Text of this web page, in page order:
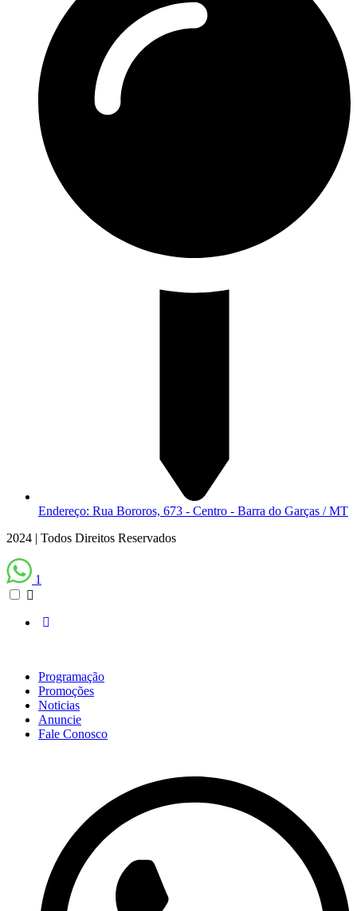
Endereço: Rua Bororos, 673 - Centro - Barra do Garças / MT
2024 | Todos Direitos Reservados
1
Programação
Promoções
Noticias
Anuncie
Fale Conosco